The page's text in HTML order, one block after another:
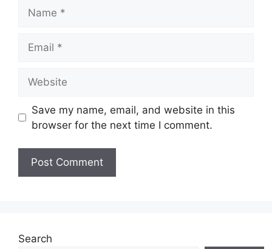
Save my name, email, and website in this
browser for the next time I comment.
Search